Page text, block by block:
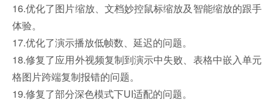
16.优化了图片缩放、文档妙控鼠标缩放及智能缩放的跟手
体验。
17.优化了演示播放低帧数、延迟的问题。
18.修复了应用外视频复制到演示中失败、表格中嵌入单元
格图片跨端复制报错的问题。
19.修复了部分深色模式下UI适配的问题。